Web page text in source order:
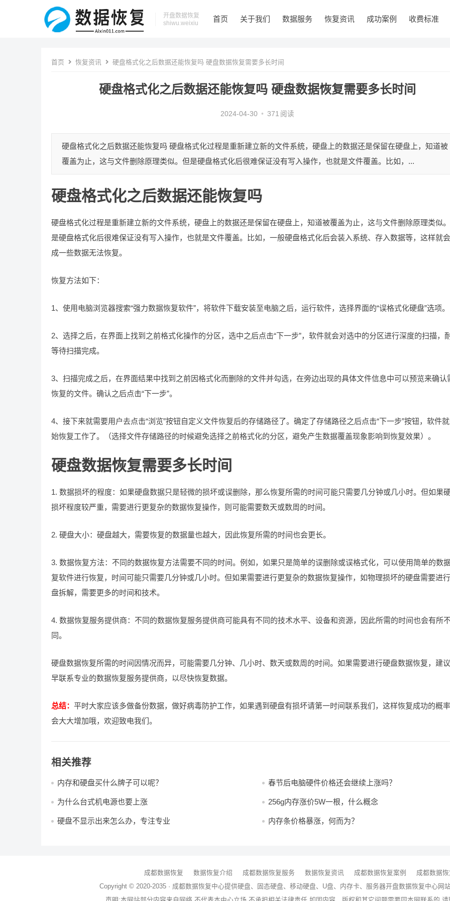
开盘数据恢复
shiwu.weixiu
首页 关于我们 数据服务 恢复资讯 成功案例 收费标准
首页 恢复资讯 硬盘格式化之后数据还能恢复吗 硬盘数据恢复需要多长时间
硬盘格式化之后数据还能恢复吗 硬盘数据恢复需要多长时间
2024-04-30 • 371 阅读
硬盘格式化之后数据还能恢复吗 硬盘格式化过程是重新建立新的文件系统，硬盘上的数据还是保留在硬盘上，知道被
覆盖为止，这与文件删除原理类似。但是硬盘格式化后很难保证没有写入操作，也就是文件覆盖。比如，...
硬盘格式化之后数据还能恢复吗
硬盘格式化过程是重新建立新的文件系统，硬盘上的数据还是保留在硬盘上，知道被覆盖为止，这与文件删除原理类似
是硬盘格式化后很难保证没有写入操作，也就是文件覆盖。比如，一般硬盘格式化后会装入系统、存入数据等，这样就
成一些数据无法恢复。
恢复方法如下：
1、使用电脑浏览器搜索“强力数据恢复软件”，将软件下载安装至电脑之后，运行软件，选择界面的“误格式化硬盘”选项。
2、选择之后，在界面上找到之前格式化操作的分区，选中之后点击“下一步”，软件就会对选中的分区进行深度的扫描，
等待扫描完成。
3、扫描完成之后，在界面结果中找到之前因格式化而删除的文件并勾选，在旁边出现的具体文件信息中可以预览来确认
恢复的文件。确认之后点击“下一步”。
4、接下来就需要用户去点击“浏览”按钮自定义文件恢复后的存储路径了。确定了存储路径之后点击“下一步”按钮，软件
始恢复工作了。（选择文件存储路径的时候避免选择之前格式化的分区，避免产生数据覆盖现象影响到恢复效果）。
硬盘数据恢复需要多长时间
1. 数据损坏的程度：如果硬盘数据只是轻微的损坏或误删除，那么恢复所需的时间可能只需要几分钟或几小时。但如果
损坏程度较严重，需要进行更复杂的数据恢复操作，则可能需要数天或数周的时间。
2. 硬盘大小：硬盘越大，需要恢复的数据量也越大，因此恢复所需的时间也会更长。
3. 数据恢复方法：不同的数据恢复方法需要不同的时间。例如，如果只是简单的误删除或误格式化，可以使用简单的数
复软件进行恢复，时间可能只需要几分钟或几小时。但如果需要进行更复杂的数据恢复操作，如物理损坏的硬盘需要进
盘拆解，需要更多的时间和技术。
4. 数据恢复服务提供商：不同的数据恢复服务提供商可能具有不同的技术水平、设备和资源，因此所需的时间也会有所
同。
硬盘数据恢复所需的时间因情况而异，可能需要几分钟、几小时、数天或数周的时间。如果需要进行硬盘数据恢复，建
早联系专业的数据恢复服务提供商，以尽快恢复数据。
总结： 平时大家应该多做备份数据，做好病毒防护工作，如果遇到硬盘有损坏请第一时间联系我们，这样恢复成功的概
会大大增加哦，欢迎致电我们。
相关推荐
内存和硬盘买什么牌子可以呢？ 春节后电脑硬件价格还会继续上涨吗？
为什么台式机电源也要上涨 256g内存涨价5W一根，什么概念
硬盘不显示出来怎么办，专注专业 内存条价格暴涨，何而为？
成都数据恢复 数据恢复介绍 成都数据恢复服务 数据恢复资讯 成都数据恢复案例 成都数据
Copyright © 2020-2035 · 成都数据恢复中心提供硬盘、固态硬盘、移动硬盘、U盘、内存卡、服务器开盘数据恢复中心网